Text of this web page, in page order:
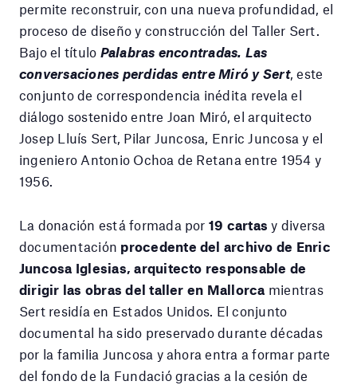
permite reconstruir, con una nueva profundidad, el
proceso de diseño y construcción del Taller Sert.
Bajo el título Palabras encontradas. Las
conversaciones perdidas entre Miró y Sert, este
conjunto de correspondencia inédita revela el
diálogo sostenido entre Joan Miró, el arquitecto
Josep Lluís Sert, Pilar Juncosa, Enric Juncosa y el
ingeniero Antonio Ochoa de Retana entre 1954 y
1956.
La donación está formada por 19 cartas y diversa
documentación procedente del archivo de Enric
Juncosa Iglesias, arquitecto responsable de
dirigir las obras del taller en Mallorca mientras
Sert residía en Estados Unidos. El conjunto
documental ha sido preservado durante décadas
por la familia Juncosa y ahora entra a formar parte
del fondo de la Fundació gracias a la cesión de